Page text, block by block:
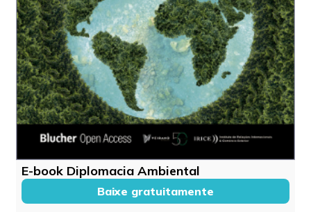
E-book Diplomacia Ambiental
Baixe gratuitamente